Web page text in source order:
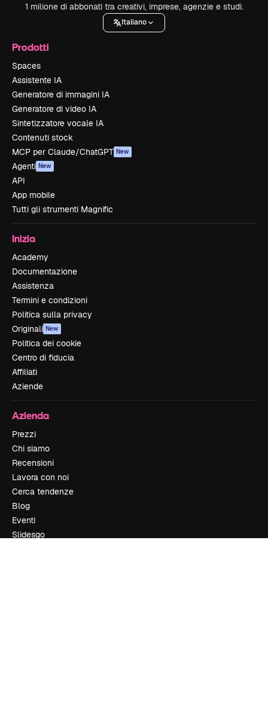
1 milione di abbonati tra creativi, imprese, agenzie e studi.
Italiano
Prodotti
Spaces
Assistente IA
Generatore di immagini IA
Generatore di video IA
Sintetizzatore vocale IA
Contenuti stock
MCP per Claude/ChatGPT New
Agenti New
API
App mobile
Tutti gli strumenti Magnific
Inizia
Academy
Documentazione
Assistenza
Termini e condizioni
Politica sulla privacy
Originali New
Politica dei cookie
Centro di fiducia
Affiliati
Aziende
Azienda
Prezzi
Chi siamo
Recensioni
Lavora con noi
Cerca tendenze
Blog
Eventi
Slidesgo